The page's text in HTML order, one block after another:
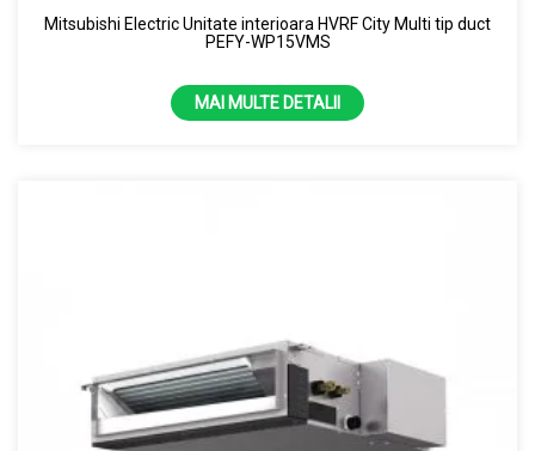
Mitsubishi Electric Unitate interioara HVRF City Multi tip duct
PEFY-WP15VMS
MAI MULTE DETALII